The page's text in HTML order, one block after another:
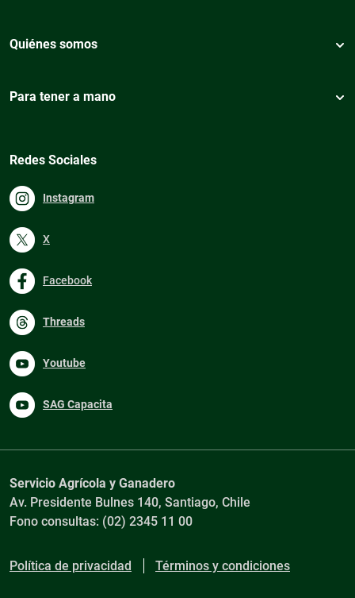
Quiénes somos
Para tener a mano
Redes Sociales
Instagram
X
Facebook
Threads
Youtube
SAG Capacita
Servicio Agrícola y Ganadero
Av. Presidente Bulnes 140, Santiago, Chile
Fono consultas: (02) 2345 11 00
Política de privacidad Términos y condiciones